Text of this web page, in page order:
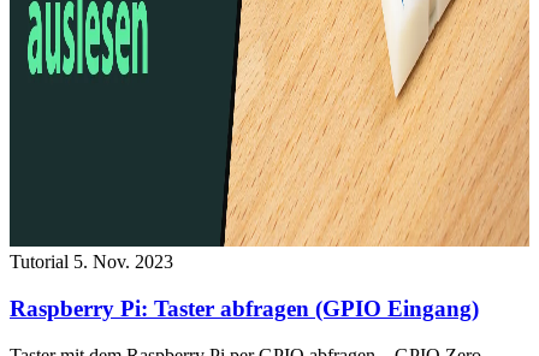
Tutorial 5. Nov. 2023
Raspberry Pi: Taster abfragen (GPIO Eingang)